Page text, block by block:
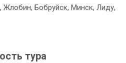
Жлобин, Бобруйск, Минск, Лиду,
тура